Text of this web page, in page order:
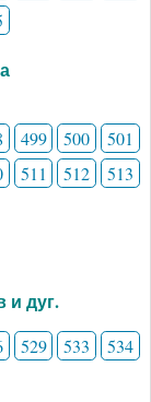
499 500
501
511 512
513
и дуг.
529 533
534